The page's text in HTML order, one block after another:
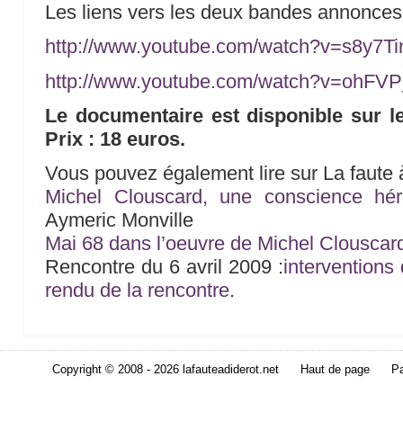
Les liens vers les deux bandes
http://www.youtube.com/
http://www.youtube.com/
Le documentaire est disponible sur
Prix : 18 euros.
Vous pouvez également lire sur La faute
Michel Clouscard, une conscience
Aymeric Monville
Mai 68 dans l’oeuvre de Michel
Rencontre du 6 avril 2009 :interventions
rendu de la rencontre.
Copyright © 2008 - 2026 lafauteadiderot.net Haut de page